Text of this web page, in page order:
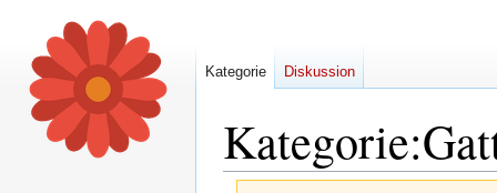
Kategorie:
Kategorie Diskussion